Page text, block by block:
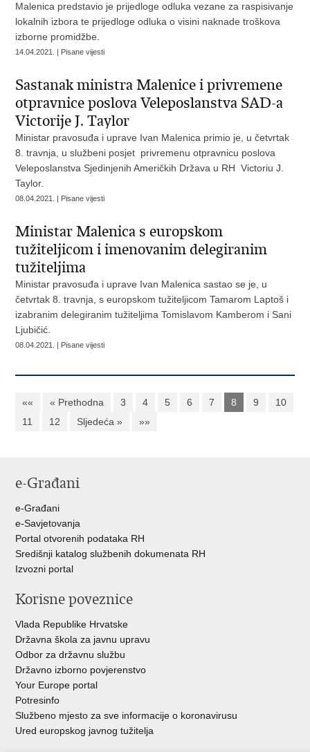
Malenica predstavio je prijedloge odluka vezane za raspisivanje
lokalnih izbora te prijedloge odluka o visini naknade troškova
izborne promidžbe.
14.04.2021. | Pisane vijesti
Sastanak ministra Malenice i privremene
otpravnice poslova Veleposlanstva SAD-a
Victorije J. Taylor
Ministar pravosuđa i uprave Ivan Malenica primio je, u četvrtak
8. travnja, u službeni posjet privremenu otpravnicu poslova
Veleposlanstva Sjedinjenih Američkih Država u RH Victoriu J.
Taylor.
08.04.2021. | Pisane vijesti
Ministar Malenica s europskom
tužiteljicom i imenovanim delegiranim
tužiteljima
Ministar pravosuđa i uprave Ivan Malenica sastao se je, u
četvrtak 8. travnja, s europskom tužiteljicom Tamarom Laptoš i
izabranim delegiranim tužiteljima Tomislavom Kamberom i Sani
Ljubičić.
08.04.2021. | Pisane vijesti
«« « Prethodna 3 4 5 6 7 8 9
10
11
12 Sljedeća » »»
e-Građani
e-Građani
e-Savjetovanja
Portal otvorenih podataka RH
Središnji katalog službenih dokumenata RH
Izvozni portal
Korisne poveznice
Vlada Republike Hrvatske
Državna škola za javnu upravu
Odbor za državnu službu
Državno izborno povjerenstvo
Your Europe portal
Potresinfo
Službeno mjesto za sve informacije o koronavirusu
Ured europskog javnog tužitelja